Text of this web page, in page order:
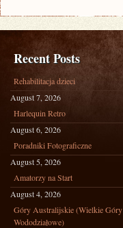
Recent Posts
Rehabilitacja dzieci
August 7, 2026
Harlequin Retro
August 6, 2026
Poradniki Fotograficzne
August 5, 2026
Amatorzy na Start
August 4, 2026
Góry Australijskie (Wielkie Góry
Wododziałowe)